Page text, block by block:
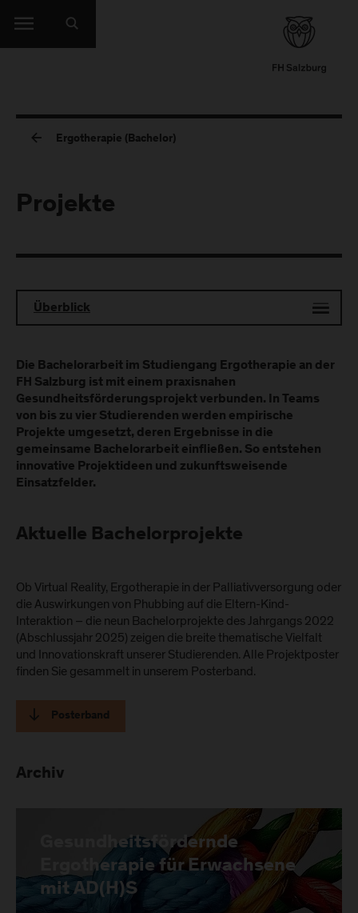
Ergotherapie (Bachelor)
Projekte
Überblick
Die Bachelorarbeit im Studiengang Ergotherapie an der
FH Salzburg ist mit einem praxisnahen
Gesundheitsförderungsprojekt verbunden. In Teams
von bis zu vier Studierenden werden empirische
Projekte umgesetzt, deren Ergebnisse in die
gemeinsame Bachelorarbeit einfließen. So entstehen
innovative Projektideen und zukunftsweisende
Einsatzfelder.
Aktuelle Bachelorprojekte
Ob Virtual Reality, Ergotherapie in der Palliativversorgung oder
die Auswirkungen von Phubbing auf die Eltern-Kind-
Interaktion – die neun Bachelorprojekte des Jahrgangs 2022
(Abschlussjahr 2025) zeigen die breite thematische Vielfalt
und Innovationskraft unserer Studierenden. Alle Projektposter
finden Sie gesammelt in unserem Posterband.
Posterband
Archiv
Gesundheitsfördernde
Ergotherapie für Erwachsene
mit AD(H)S